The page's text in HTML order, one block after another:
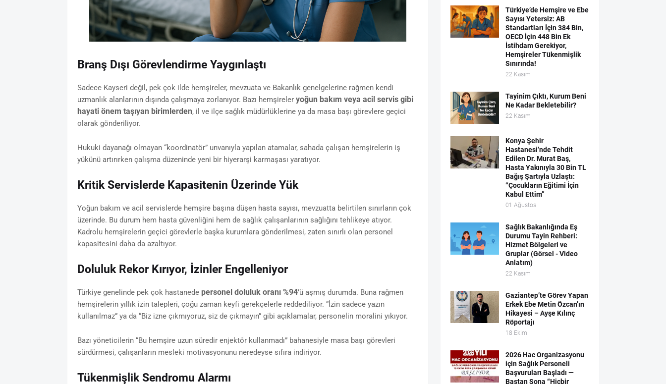
Branş Dışı Görevlendirme Yaygınlaştı
Sadece Kayseri değil, pek çok ilde hemşireler, mevzuata ve Bakanlık genelgelerine rağmen kendi
uzmanlık alanlarının dışında çalışmaya zorlanıyor. Bazı hemşireler yoğun bakım veya acil servis gibi
hayati önem taşıyan birimlerden, il ve ilçe sağlık müdürlüklerine ya da masa başı görevlere geçici
olarak gönderiliyor.
Hukuki dayanağı olmayan “koordinatör” unvanıyla yapılan atamalar, sahada çalışan hemşirelerin iş
yükünü artırırken çalışma düzeninde yeni bir hiyerarşi karmaşası yaratıyor.
Kritik Servislerde Kapasitenin Üzerinde Yük
Yoğun bakım ve acil servislerde hemşire başına düşen hasta sayısı, mevzuatta belirtilen sınırların çok
üzerinde. Bu durum hem hasta güvenliğini hem de sağlık çalışanlarının sağlığını tehlikeye atıyor.
Kadrolu hemşirelerin geçici görevlerle başka kurumlara gönderilmesi, zaten sınırlı olan personel
kapasitesini daha da azaltıyor.
Doluluk Rekor Kırıyor, İzinler Engelleniyor
Türkiye genelinde pek çok hastanede personel doluluk oranı %94’ü aşmış durumda. Buna rağmen
hemşirelerin yıllık izin talepleri, çoğu zaman keyfi gerekçelerle reddediliyor. “İzin sadece yazın
kullanılmaz” ya da “Biz izne çıkmıyoruz, siz de çıkmayın” gibi açıklamalar, personelin moralini yıkıyor.
Bazı yöneticilerin “Bu hemşire uzun süredir enjektör kullanmadı” bahanesiyle masa başı görevleri
sürdürmesi, çalışanların mesleki motivasyonunu neredeyse sıfıra indiriyor.
Tükenmişlik Sendromu Alarmı
Türkiye’de Hemşire ve Ebe
Sayısı Yetersiz: AB
Standartları İçin 384 Bin,
OECD İçin 448 Bin Ek
İstihdam Gerekiyor,
Hemşireler Tükenmişlik
Sınırında!
22 Kasım
Tayinim Çıktı, Kurum Beni
Ne Kadar Bekletebilir?
22 Kasım
Konya Şehir
Hastanesi’nde Tehdit
Edilen Dr. Murat Baş,
Hasta Yakınıyla 30 Bin TL
Bağış Şartıyla Uzlaştı:
“Çocukların Eğitimi İçin
Kabul Ettim”
01 Ağustos
Sağlık Bakanlığında Eş
Durumu Tayin Rehberi:
Hizmet Bölgeleri ve
Gruplar (Görsel - Video
Anlatım)
22 Kasım
Gaziantep’te Görev Yapan
Erkek Ebe Metin Özcan’ın
Hikayesi – Ayşe Kılınç
Röportajı
18 Ekim
2026 Hac Organizasyonu
için Sağlık Personeli
Başvuruları Başladı —
Baştan Sona “Hiçbir